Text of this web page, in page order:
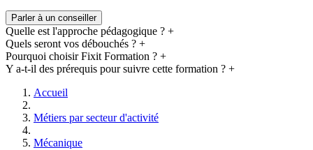
Parler à un conseiller
Quelle est l'approche pédagogique ? +
Quels seront vos débouchés ? +
Pourquoi choisir Fixit Formation ? +
Y a-t-il des prérequis pour suivre cette formation ? +
Accueil
Métiers par secteur d'activité
Mécanique